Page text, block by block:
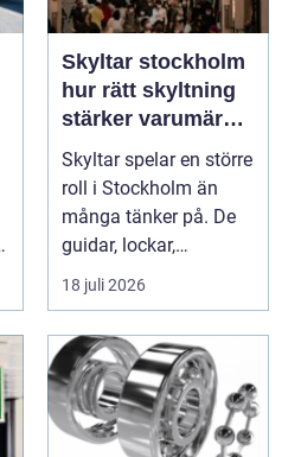
Skyltar stockholm
hur rätt skyltning
stärker varumärket
i stadsmiljön
Skyltar spelar en större
roll i Stockholm än
många tänker på. De
guidar, lockar,
inspirerar och skap...
18 juli 2026